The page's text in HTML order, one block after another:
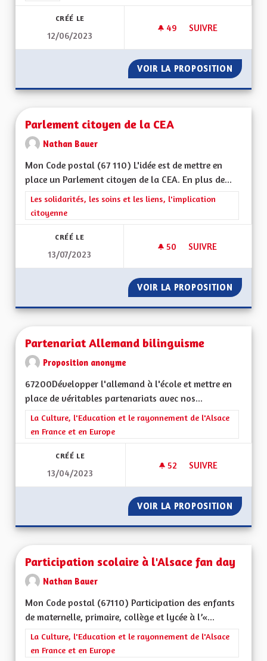
CRÉÉ LE
12/06/2023
49 49 ABONNÉS
SUIVRE
VOIR LA PROPOSITION
Parlement citoyen de la CEA
Nathan Bauer
Mon Code postal (67 110) L'idée est de mettre en
place un Parlement citoyen de la CEA. En plus de...
Filtrer les résultats de la catégorie : Les solidarités, les soins
Les solidarités, les soins et les liens, l'implication
citoyenne
CRÉÉ LE
13/07/2023
50 50 ABONNÉS
SUIVRE
VOIR LA PROPOSITION
Partenariat Allemand bilinguisme
Proposition anonyme
67200Développer l'allemand à l'école et mettre en
place de véritables partenariats avec nos...
Filtrer les résultats de la catégorie : La Culture, l'Education et
La Culture, l'Education et le rayonnement de l'Alsace
en France et en Europe
CRÉÉ LE
13/04/2023
52 52 ABONNÉS
SUIVRE
VOIR LA PROPOSITION
Participation scolaire à l'Alsace fan day
Nathan Bauer
Mon Code postal (67110) Participation des enfants
de maternelle, primaire, collège et lycée à l’«...
Filtrer les résultats de la catégorie : La Culture, l'Education et
La Culture, l'Education et le rayonnement de l'Alsace
en France et en Europe